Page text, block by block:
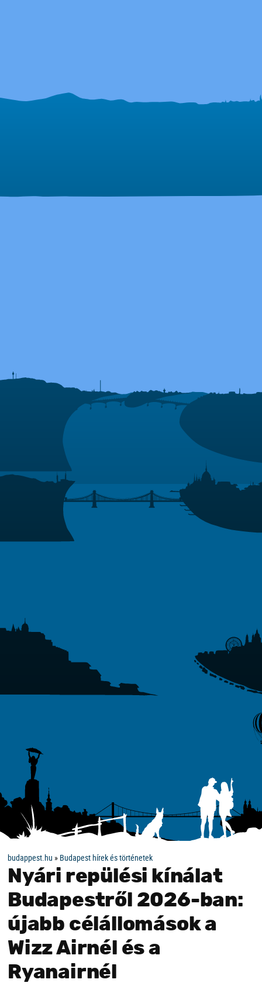
budappest.hu » Budapest hírek és történetek
Nyári repülési kínálat
Budapestről 2026-ban:
újabb célállomások a
Wizz Airnél és a
Ryanairnél